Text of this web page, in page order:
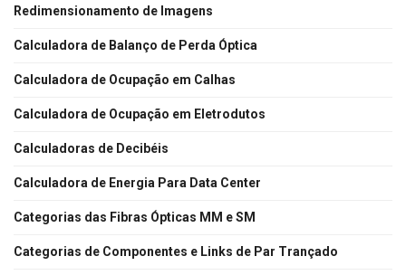
Redimensionamento de Imagens
Calculadora de Balanço de Perda Óptica
Calculadora de Ocupação em Calhas
Calculadora de Ocupação em Eletrodutos
Calculadoras de Decibéis
Calculadora de Energia Para Data Center
Categorias das Fibras Ópticas MM e SM
Categorias de Componentes e Links de Par Trançado